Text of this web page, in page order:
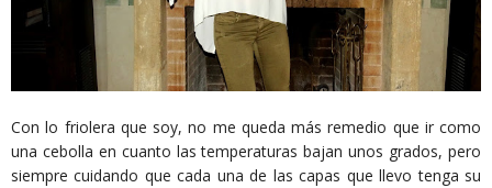
Con lo friolera que soy, no me queda más remedio que ir como
una cebolla en cuanto las temperaturas bajan unos grados, pero
siempre cuidando que cada una de las capas que llevo tenga su